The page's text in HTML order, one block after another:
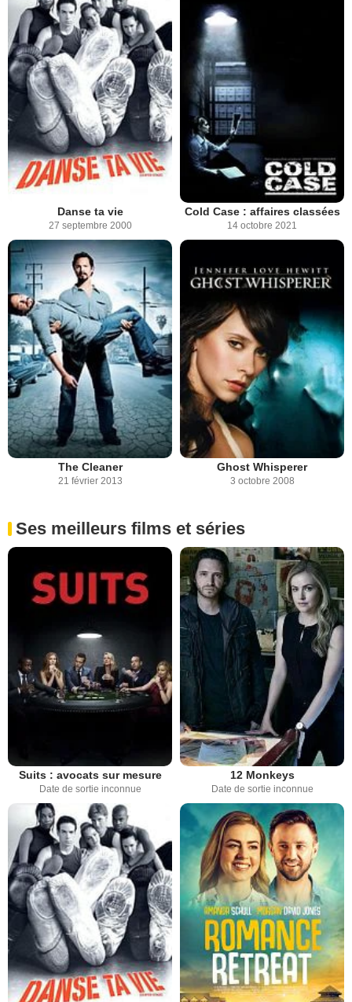
Danse ta vie
27 septembre 2000
Cold Case : affaires classées
14 octobre 2021
The Cleaner
21 février 2013
Ghost Whisperer
3 octobre 2008
Ses meilleurs films et séries
Suits : avocats sur mesure
Date de sortie inconnue
12 Monkeys
Date de sortie inconnue